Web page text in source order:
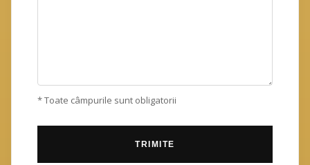
* Toate câmpurile sunt obligatorii